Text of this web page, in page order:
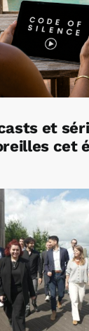
et
cet